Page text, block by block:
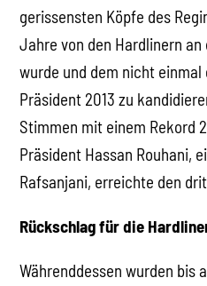
gerissensten Köpfe des
Jahre von den Hardlinern an
wurde und dem nicht
Präsident 2013 zu
Stimmen mit einem Rekord
Präsident Hassan Rouhani,
Rafsanjani, erreichte den
Rückschlag für die
Währenddessen wurden bis